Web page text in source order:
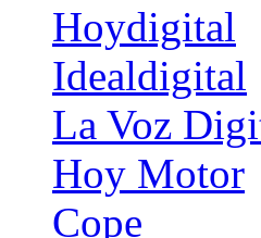
Hoydigital
Idealdigital
La Voz
Hoy Motor
Cope